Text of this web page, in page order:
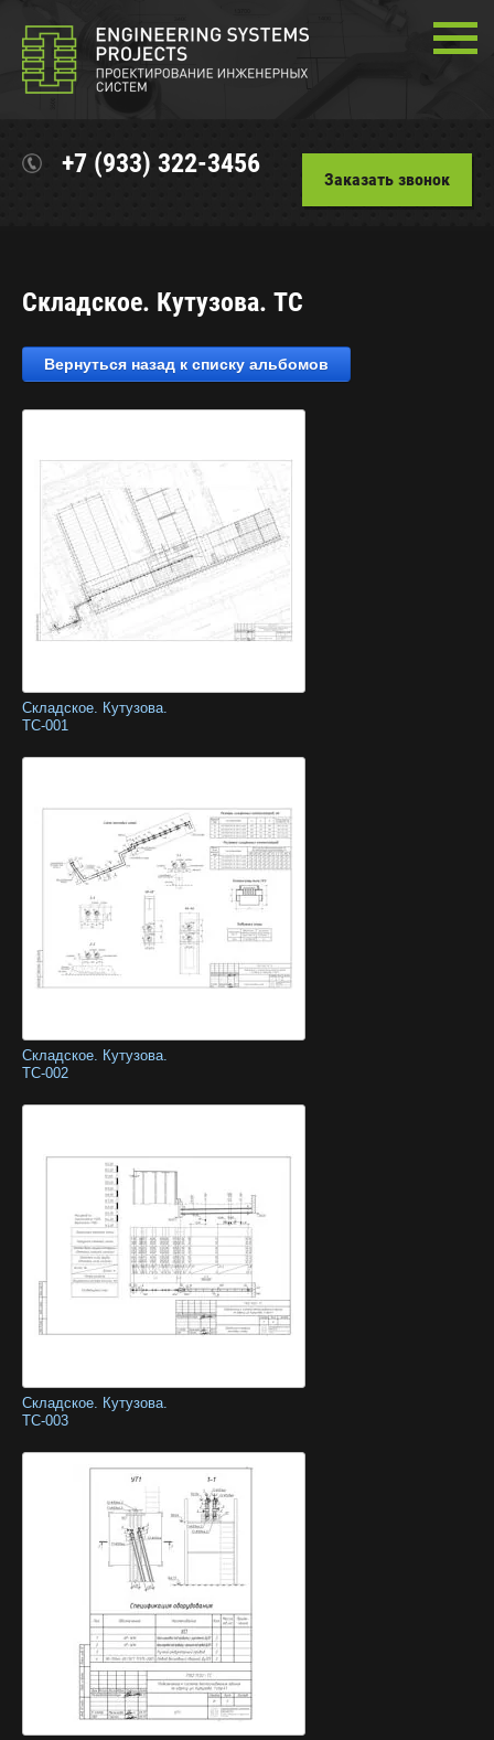
+7 (933) 322-3456
Заказать звонок
Складское. Кутузова. ТС
Вернуться назад к списку альбомов
Складское. Кутузова.
ТС-001
Складское. Кутузова.
ТС-002
Складское. Кутузова.
ТС-003